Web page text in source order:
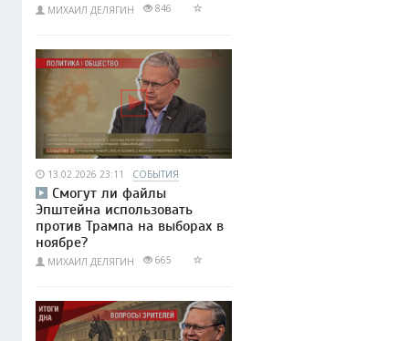
МИХАИЛ ДЕЛЯГИН 846
13.02.2026 23:11 СОБЫТИЯ
Смогут ли файлы
Эпштейна использовать
против Трампа на выборах в
ноябре?
МИХАИЛ ДЕЛЯГИН 665